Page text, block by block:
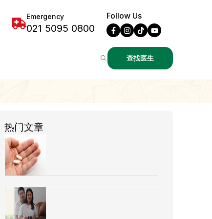
Emergency
021 5095 0800
Follow Us
查找医生
热门文章